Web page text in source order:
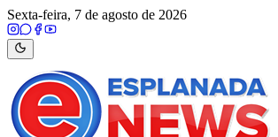
Sexta-feira, 7 de agosto de 2026